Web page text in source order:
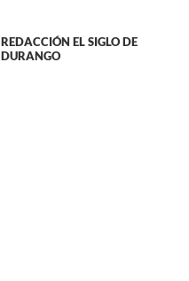
REDACCIÓN EL SIGLO DE
DURANGO